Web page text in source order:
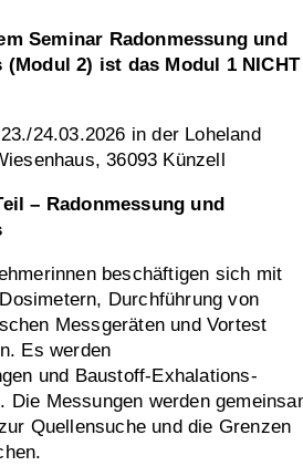
Seminar Radonmessung und
2) ist das Modul 1 NICHT
24.03.2026 in der Loheland
36093 Künzell
– Radonmessung und
beschäftigen sich mit
Durchführung von
Messgeräten und Vortest
Es werden
und Baustoff-Exhalations-
Die Messungen werden
Quellensuche und die Grenzen